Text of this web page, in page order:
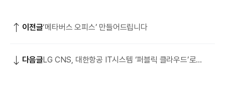
이전글‘메타버스 오피스’ 만들어드립니다
다음글LG CNS, 대한항공 IT시스템 ‘퍼블릭 클라우드’로